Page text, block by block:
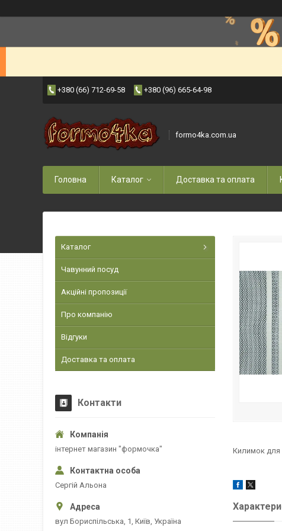
+380 (66) 712-69-58 +380 (96) 665-64-98
formo4ka.com.ua
Головна Каталог Доставка та оплата
Килимок для
Каталог
Чавунний посуд
Акційні пропозиції
Про компанію
Відгуки
Доставка та оплата
Контакти
інтернет магазин "формочка"
Сергій Альона
вул Бориспільська, 1, Київ, Україна